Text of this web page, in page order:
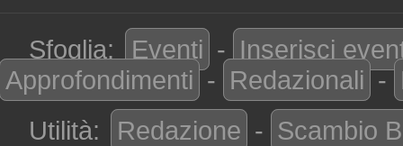
Sfoglia: Eventi - Inserisci
Approfondimenti - Redazionali -
Utilità:
Redazione - Scambio